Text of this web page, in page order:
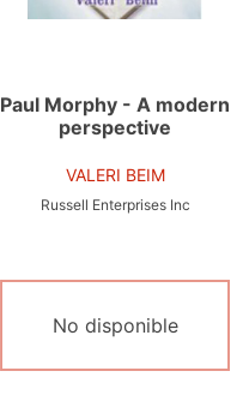
Paul Morphy - A modern
perspective
VALERI BEIM
Russell Enterprises Inc
No disponible